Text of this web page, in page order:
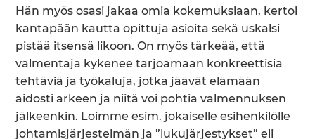
Hän myös osasi jakaa omia kokemuksiaan, kertoi
kantapään kautta opittuja asioita sekä uskalsi
pistää itsensä likoon. On myös tärkeää, että
valmentaja kykenee tarjoamaan konkreettisia
tehtäviä ja työkaluja, jotka jäävät elämään
aidosti arkeen ja niitä voi pohtia valmennuksen
jälkeenkin. Loimme esim. jokaiselle esihenkilölle
johtamisjärjestelmän ja ”lukujärjestykset” eli